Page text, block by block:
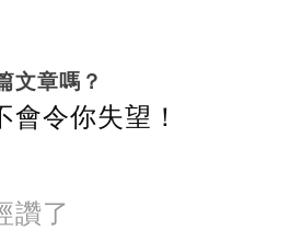
文章嗎？
會令你失望！
讚了